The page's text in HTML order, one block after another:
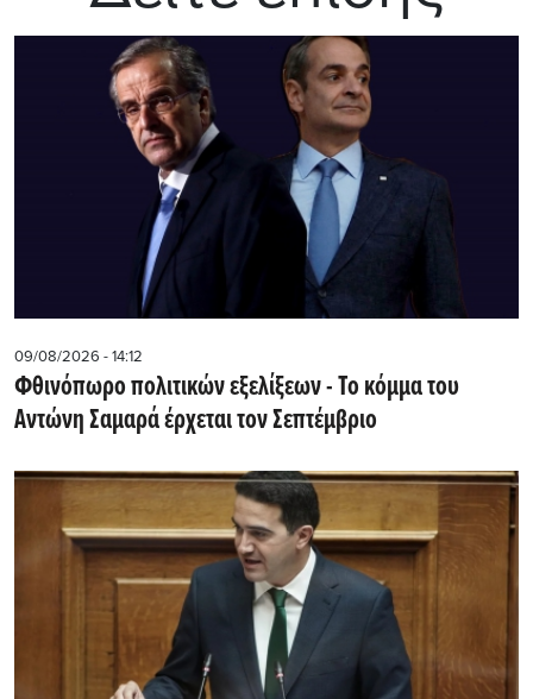
09/08/2026 - 14:12
Φθινόπωρο πολιτικών εξελίξεων - Το κόμμα του
Αντώνη Σαμαρά έρχεται τον Σεπτέμβριο